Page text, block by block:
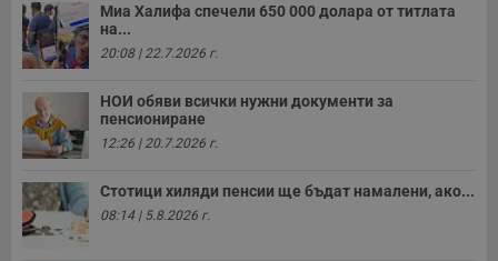
Миа Халифа спечели 650 000 долара от титлата
на...
20:08 | 22.7.2026 г.
НОИ обяви всички нужни документи за
пенсиониране
12:26 | 20.7.2026 г.
Стотици хиляди пенсии ще бъдат намалени, ако...
08:14 | 5.8.2026 г.